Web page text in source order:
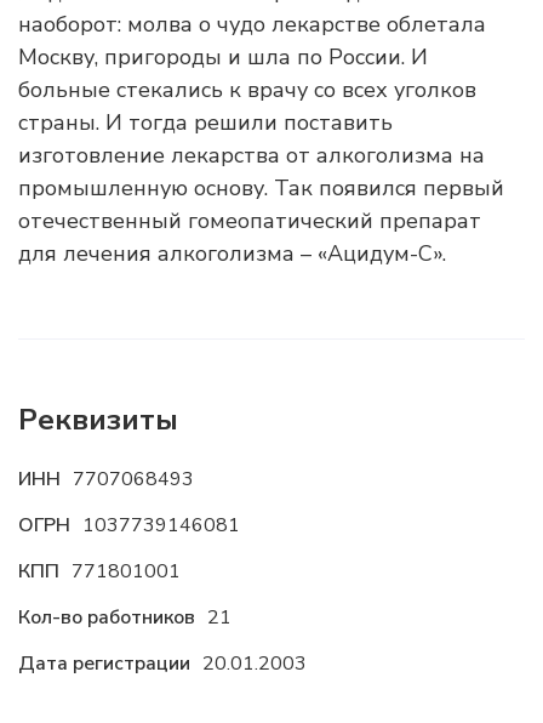
наоборот: молва о чудо лекарстве облетала
Москву, пригороды и шла по России. И
больные стекались к врачу со всех уголков
страны. И тогда решили поставить
изготовление лекарства от алкоголизма на
промышленную основу. Так появился первый
отечественный гомеопатический препарат
для лечения алкоголизма – «Ацидум-С».
Реквизиты
ИНН 7707068493
ОГРН 1037739146081
КПП 771801001
Кол-во работников 21
Дата регистрации 20.01.2003